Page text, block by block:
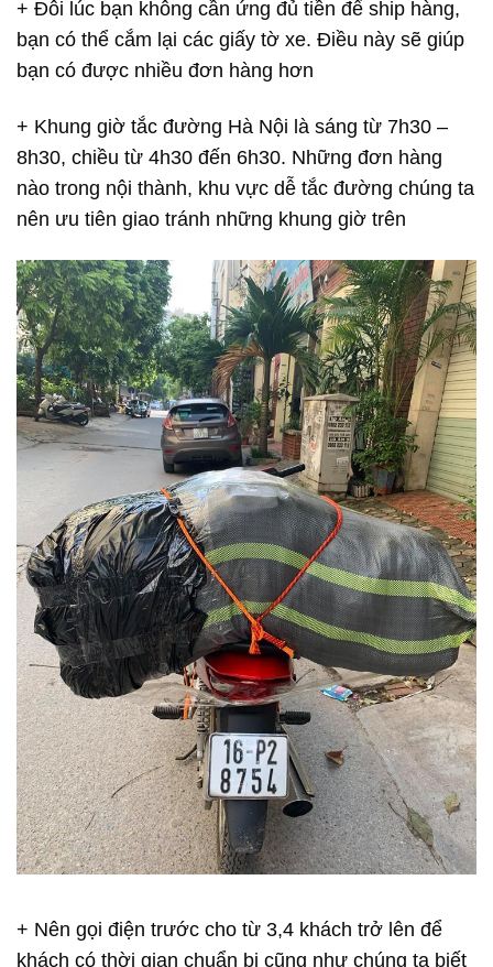
+ Đôi lúc bạn không cần ứng đủ tiền để ship hàng,
bạn có thể cắm lại các giấy tờ xe. Điều này sẽ giúp
bạn có được nhiều đơn hàng hơn
+ Khung giờ tắc đường Hà Nội là sáng từ 7h30 –
8h30, chiều từ 4h30 đến 6h30. Những đơn hàng
nào trong nội thành, khu vực dễ tắc đường chúng ta
nên ưu tiên giao tránh những khung giờ trên
+ Nên gọi điện trước cho từ 3,4 khách trở lên để
khách có thời gian chuẩn bị cũng như chúng ta biết